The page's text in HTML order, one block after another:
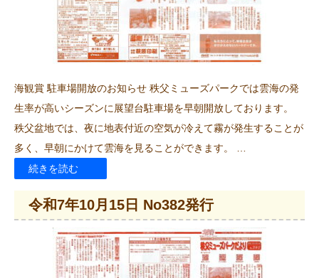
の
海観賞 駐車場開放のお知らせ 秩父ミューズパークでは雲海の発
生率が高いシーズンに展望台駐車場を早朝開放しております。
秩父盆地では、夜に地表付近の空気が冷えて霧が発生することが
多く、早朝にかけて雲海を見ることができます。 …
“令
7
続きを読む
令和7年10月15日 No382発行